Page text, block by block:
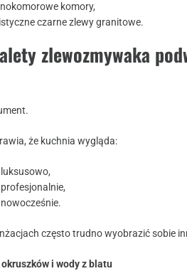
komory,
czarne zlewy granitowe.
zlewozmywaka
że kuchnia wygląda:
często trudno wyobrazić sobie
i wody z blatu